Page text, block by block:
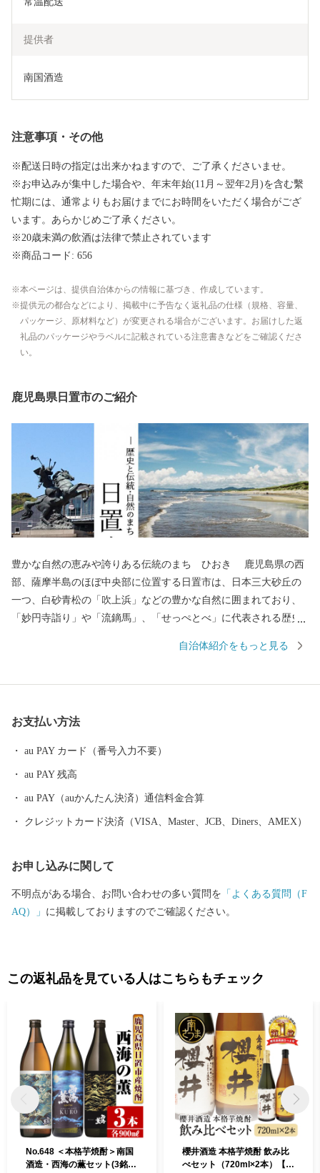
提供者
南国酒造
注意事項・その他
※配送日時の指定は出来かねますので、ご了承くださいませ。
※お申込みが集中した場合や、年末年始(11月～翌年2月)を含む繫
忙期には、通常よりもお届けまでにお時間をいただく場合がござ
います。あらかじめご了承ください。
※20歳未満の飲酒は法律で禁止されています
※商品コード: 656
本ページは、提供自治体からの情報に基づき、作成しています。
提供元の都合などにより、掲載中に予告なく返礼品の仕様（規格、容量、
パッケージ、原材料など）が変更される場合がございます。お届けした返
礼品のパッケージやラベルに記載されている注意書きなどをご確認くださ
い。
鹿児島県日置市のご紹介
豊かな自然の恵みや誇りある伝統のまち ひおき 鹿児島県の西
部、薩摩半島のほぼ中央部に位置する日置市は、日本三大砂丘の
一つ、白砂青松の「吹上浜」などの豊かな自然に囲まれており、
「妙円寺詣り」や「流鏑馬」、「せっぺとべ」に代表される歴史
「湯之元温泉郷」「吹上温泉郷」など、古の情緒と安らぎに満ち
自慢の特産品をお届けします！
自治体紹介をもっと見る
お支払い方法
au PAY カード（番号入力不要）
au PAY 残高
au PAY（auかんたん決済）通信料金合算
クレジットカード決済（VISA、Master、JCB、Diners、AMEX）
お申し込みに関して
不明点がある場合、お問い合わせの多い質問を 「よくある質問（F
AQ）」 に掲載しておりますのでご確認ください。
この返礼品を見ている人はこちらもチェック
No.648 ＜本格芋焼酎＞南国
酒造・西海の薫セット(3銘
櫻井酒造 本格芋焼酎 飲み比
べセット（720ml×2本）【金